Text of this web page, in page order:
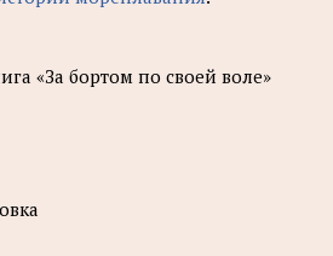
«За бортом по своей воле»